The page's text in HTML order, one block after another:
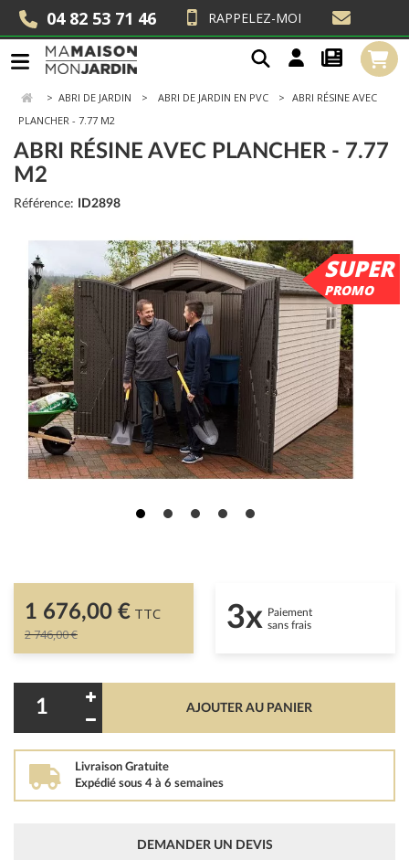
04 82 53 71 46 RAPPELEZ-MOI
> ABRI DE JARDIN ABRI DE JARDIN EN PVC
ABRI RÉSINE AVEC
PLANCHER - 7.77 M2
ABRI RÉSINE AVEC PLANCHER - 7.77
M2
Référence: ID2898
SUPER
PROMO
1 676,00 € TTC
2 746,00 € 3x Paiement
sans frais
AJOUTER AU PANIER
Livraison Gratuite
Expédié sous 4 à 6 semaines
DEMANDER UN DEVIS